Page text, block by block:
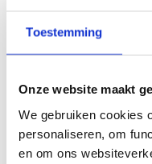
Toestemming
Onze website maakt
We gebruiken cookies
personaliseren, om
en om ons
Stuur ons een mail
Productomschrijving
Specificaties